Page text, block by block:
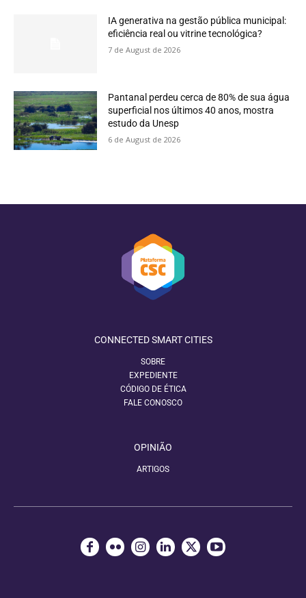
IA generativa na gestão pública municipal:
eficiência real ou vitrine tecnológica?
7 de August de 2026
Pantanal perdeu cerca de 80% de sua água
superficial nos últimos 40 anos, mostra
estudo da Unesp
6 de August de 2026
CONNECTED SMART CITIES
SOBRE
EXPEDIENTE
CÓDIGO DE ÉTICA
FALE CONOSCO
OPINIÃO
ARTIGOS